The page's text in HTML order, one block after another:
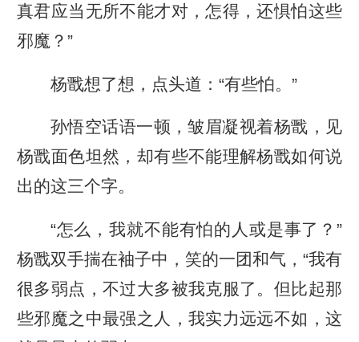
真君应当无所不能才对，怎得，还惧怕这些
邪魔？”
杨戬想了想，点头道：“有些怕。”
孙悟空话语一顿，皱眉凝视着杨戬，见
杨戬面色坦然，却有些不能理解杨戬如何说
出的这三个字。
“怎么，我就不能有怕的人或是事了？”
杨戬双手揣在袖子中，笑的一团和气，“我有
很多弱点，不过大多被我克服了。但比起那
些邪魔之中最强之人，我实力远远不如，这